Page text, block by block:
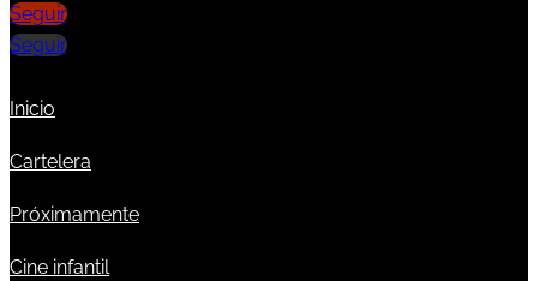
Seguir
Seguir
Inicio
Cartelera
Próximamente
Cine infantil